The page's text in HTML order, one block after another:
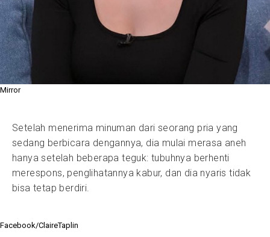
Mirror
Setelah menerima minuman dari seorang pria yang
sedang berbicara dengannya, dia mulai merasa aneh
hanya setelah beberapa teguk: tubuhnya berhenti
merespons, penglihatannya kabur, dan dia nyaris tidak
bisa tetap berdiri.
Facebook/ClaireTaplin